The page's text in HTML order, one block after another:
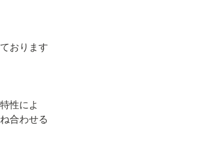
おります
性によ
合わせる